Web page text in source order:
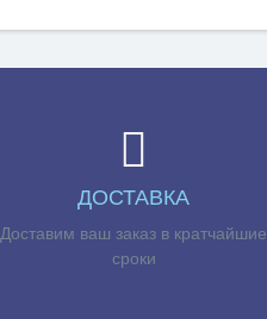
ДОСТАВКА
Доставим ваш заказ в кратчайшие
сроки